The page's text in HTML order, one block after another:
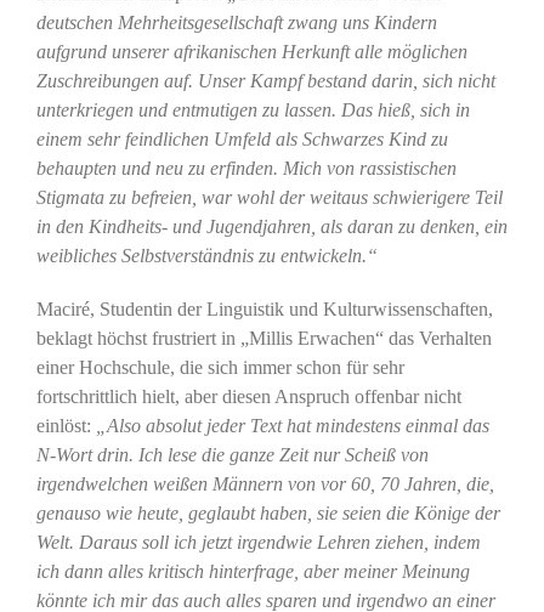
deutschen Mehrheitsgesellschaft zwang uns Kindern
aufgrund unserer afrikanischen Herkunft alle möglichen
Zuschreibungen auf. Unser Kampf bestand darin, sich nicht
unterkriegen und entmutigen zu lassen. Das hieß, sich in
einem sehr feindlichen Umfeld als Schwarzes Kind zu
behaupten und neu zu erfinden. Mich von rassistischen
Stigmata zu befreien, war wohl der weitaus schwierigere Teil
in den Kindheits- und Jugendjahren, als daran zu denken, ein
weibliches Selbstverständnis zu entwickeln.“
Maciré, Studentin der Linguistik und Kulturwissenschaften,
beklagt höchst frustriert in „Millis Erwachen“ das Verhalten
einer Hochschule, die sich immer schon für sehr
fortschrittlich hielt, aber diesen Anspruch offenbar nicht
einlöst:
„Also absolut jeder Text hat mindestens einmal das
N-Wort drin. Ich lese die ganze Zeit nur Scheiß von
irgendwelchen weißen Männern von vor 60, 70 Jahren, die,
genauso wie heute, geglaubt haben, sie seien die Könige der
Welt. Daraus soll ich jetzt irgendwie Lehren ziehen, indem
ich dann alles kritisch hinterfrage, aber meiner Meinung
könnte ich mir das auch alles sparen und irgendwo an einer